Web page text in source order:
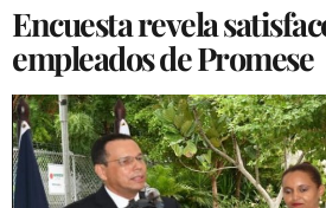
Encuesta revela
empleados de Promese